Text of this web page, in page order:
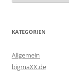
KATEGORIEN
Allgemein
bigmaXX.de